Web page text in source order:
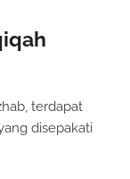
terdapat
disepakati